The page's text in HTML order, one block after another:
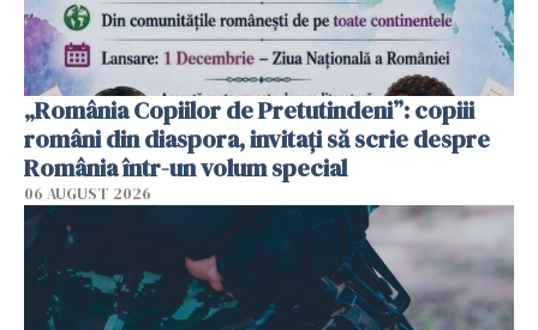
„România Copiilor de Pretutindeni”: copiii
români din diaspora, invitați să scrie despre
România într-un volum special
06 AUGUST 2026